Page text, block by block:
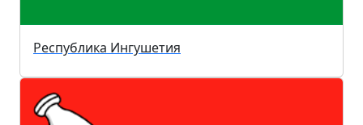
Республика Ингушетия